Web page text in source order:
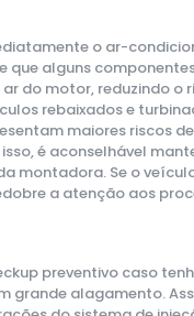
o ar-
que alguns
do motor, reduzindo o
rebaixados e
maiores riscos
é aconselhável
montadora. Se o
a atenção aos
preventivo caso
grande alagamento.